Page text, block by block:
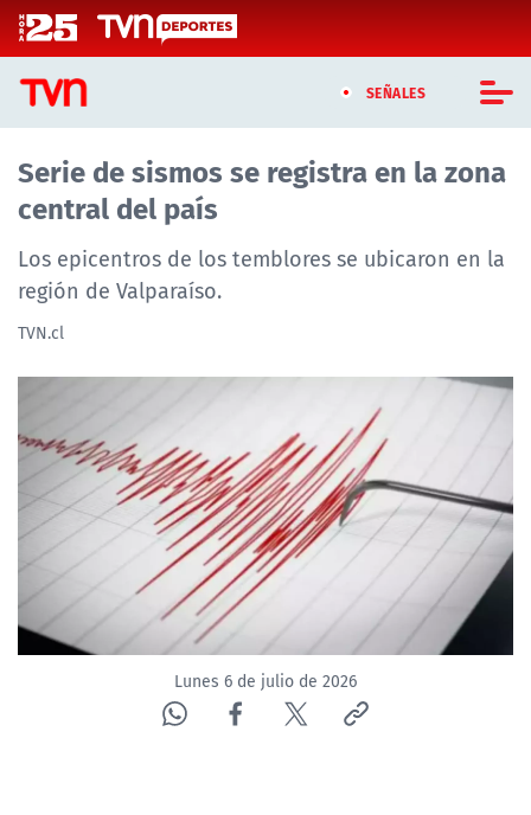
Click acá para ir directamente al contenido
SEÑALES
CASTING MASTERCHEF CHILE
CASTING TVN VERTICAL
TVN VERTICAL
TVN PLAY
TELESERIES
NTV
ACTUALIDAD Y TENDENCIAS
CORPORATIVO Y TRANSPARENCIA
CANAL DE DENUNCIAS
Serie de sismos se registra en la zona
central del país
Los epicentros de los temblores se ubicaron en la
región de Valparaíso.
TVN.cl
Lunes 6 de julio de 2026